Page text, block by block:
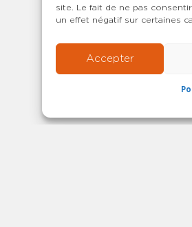
site. Le fait de ne pas
un effet négatif sur certaines
Accepter